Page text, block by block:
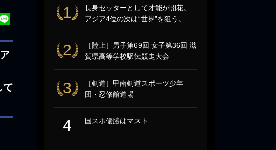
て
1
長身セッターとして才能が開花。
アジア4位の次は“世界”を狙う。
2
［陸上］男子第69回 女子第36回 滋
賀県高等学校駅伝競走大会
3
［剣道］甲南剣道スポーツ少年
団・忍修館道場
4 国スポ優勝はマスト